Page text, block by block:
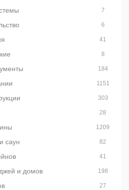
7
6
41
8
184
1151
303
28
1209
саун 82
41
и домов 198
27